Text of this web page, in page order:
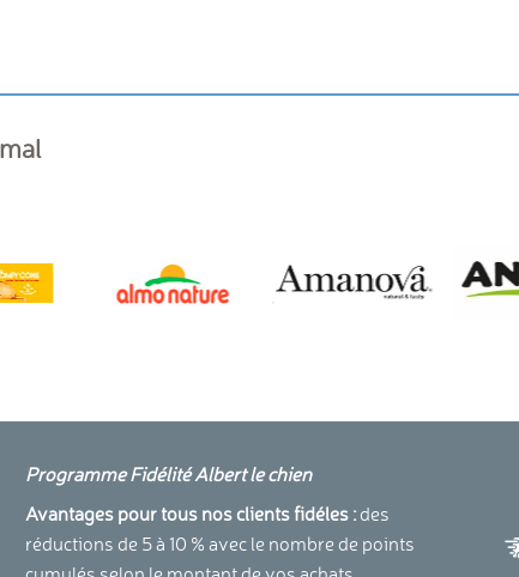
Programme Fidélité Albert le chien
Avantages pour tous nos clients fidéles : des
réductions de 5 à 10 % avec le nombre de points